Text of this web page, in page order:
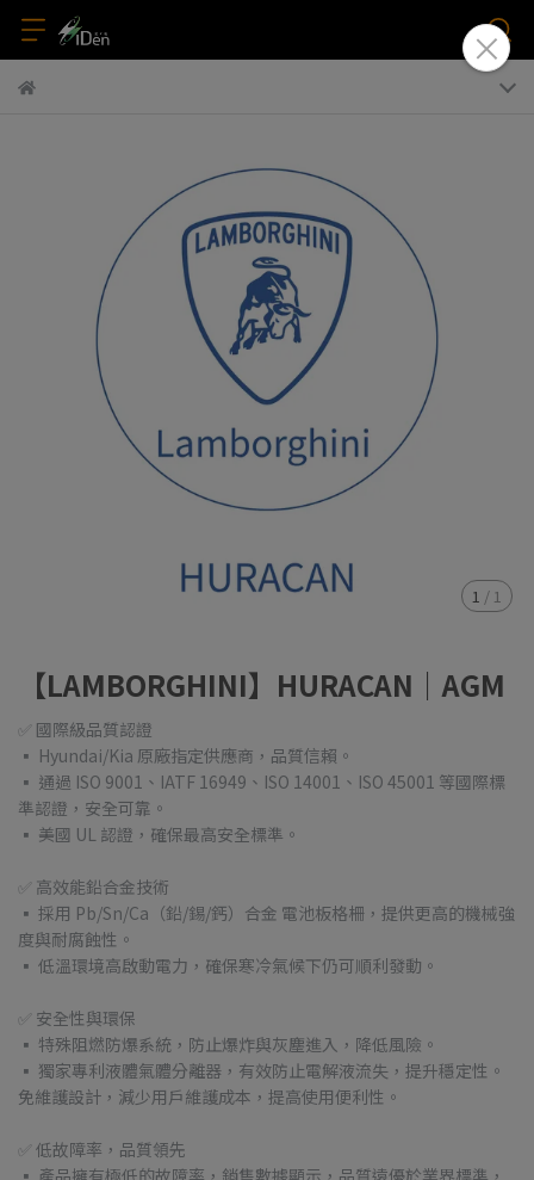
1 / 1
【LAMBORGHINI】HURACAN｜AGM
✅ 國際級品質認證
▪ Hyundai/Kia 原廠指定供應商，品質信賴。
▪ 通過 ISO 9001、IATF 16949、ISO 14001、ISO 45001 等國際標
準認證，安全可靠。
▪ 美國 UL 認證，確保最高安全標準。
✅ 高效能鉛合金技術
▪ 採用 Pb/Sn/Ca（鉛/錫/鈣）合金 電池板格柵，提供更高的機械強
度與耐腐蝕性。
▪ 低溫環境高啟動電力，確保寒冷氣候下仍可順利發動。
✅ 安全性與環保
▪ 特殊阻燃防爆系統，防止爆炸與灰塵進入，降低風險。
▪ 獨家專利液體氣體分離器，有效防止電解液流失，提升穩定性。
免維護設計，減少用戶維護成本，提高使用便利性。
✅ 低故障率，品質領先
▪ 產品擁有極低的故障率，銷售數據顯示，品質遠優於業界標準，